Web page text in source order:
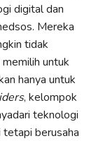
digital dan
Mereka
tidak
untuk
hanya untuk
, kelompok
teknologi
tetapi berusaha